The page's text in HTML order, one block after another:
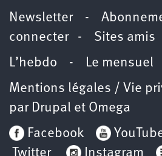
Newsletter-
connecter- Sites amis
L’hebdo -
Le mensuel
Mentions légales / Vie
par Drupal et Omega
Facebook
Twitter
Instagram